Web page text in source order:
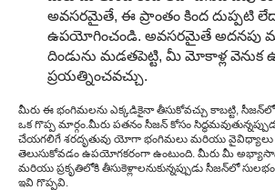
అవసరమైతే, ఈ ప్రాంతం కింద దుప్పటి
ఉపయోగించండి. అవసరమైతే అదనపు
దిండును మడతపెట్టి, మీ మోకాళ్ల వెనుక
ప్రయత్నించవచ్చు.
మీరు ఈ భంగిమలను ఎక్కడికైనా తీసుకోవచ్చు కాబట్టి,
ఒక గొప్ప మార్గం. మీరు పతనం సీజన్ కోసం
చేయగలిగే శరదృతువు యోగా భంగిమలు మరియు
తెలుసుకోవడం ఉపయోగకరంగా ఉంటుంది. మీరు మీ
మరియు ప్రకృతిలోకి తీసుకెళ్లాలనుకున్నప్పుడు సీజన్‌లో
ఇవి గొప్పవి.